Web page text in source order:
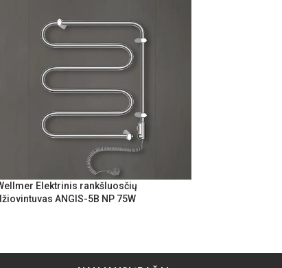
Elektrinis rankšluosčių
ANGIS-5B NP 75W